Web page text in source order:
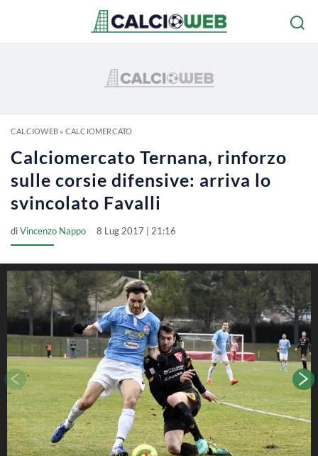
CALCIOWEB» CALCIOMERCATO
Calciomercato Ternana, rinforzo
sulle corsie difensive: arriva lo
svincolato Favalli
diVincenzo Nappo 8 Lug 2017 | 21:16